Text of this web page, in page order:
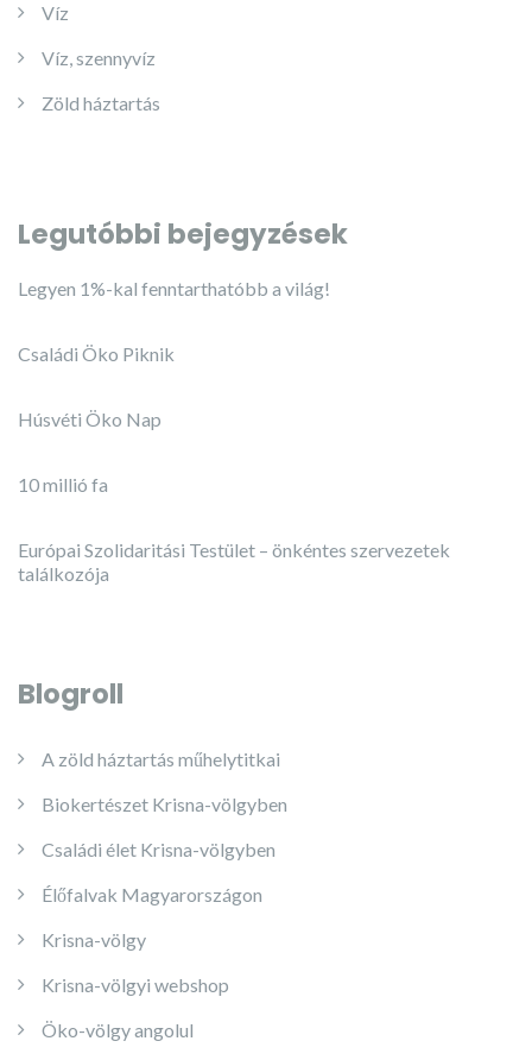
Víz
Víz, szennyvíz
Zöld háztartás
Legutóbbi bejegyzések
Legyen 1%-kal fenntarthatóbb a világ!
Családi Öko Piknik
Húsvéti Öko Nap
10 millió fa
Európai Szolidaritási Testület – önkéntes szervezetek
találkozója
Blogroll
A zöld háztartás műhelytitkai
Biokertészet Krisna-völgyben
Családi élet Krisna-völgyben
Élőfalvak Magyarországon
Krisna-völgy
Krisna-völgyi webshop
Öko-völgy angolul